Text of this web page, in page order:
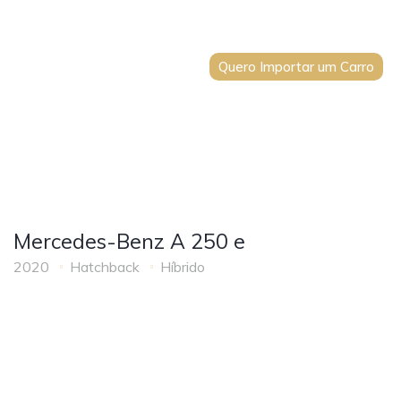
Quero Importar um Carro
Mercedes-Benz A 250 e
2020 Hatchback Híbrido